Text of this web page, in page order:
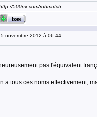
500px.com/robmutch
novembre 2012 à 06:44
pas l'équivalent
a tous ces noms effectivement,